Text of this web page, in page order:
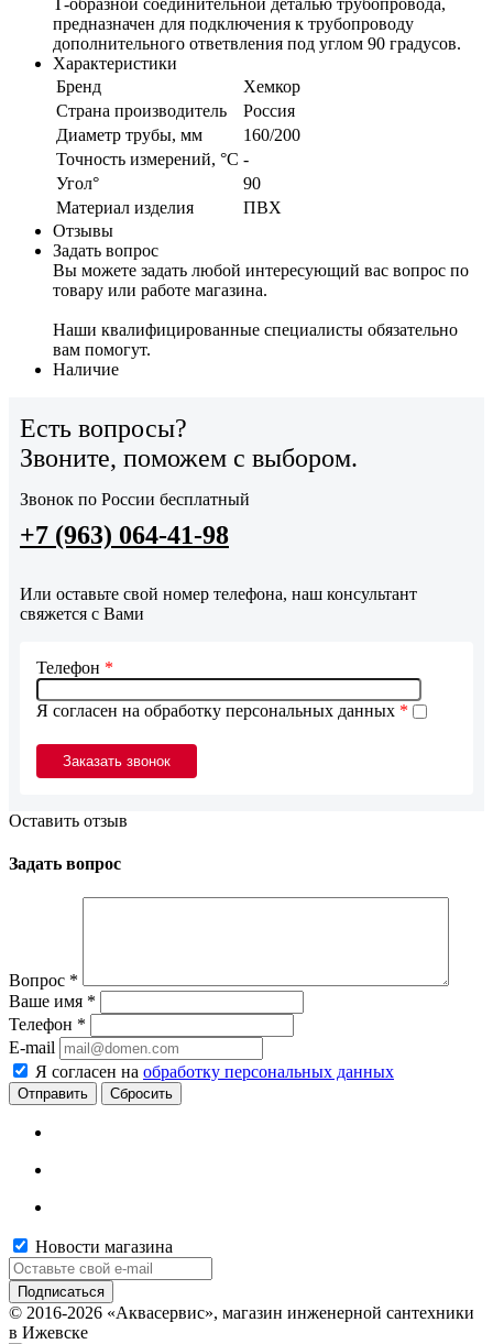
предназначен для подключения к трубопроводу
дополнительного ответвления под углом 90 градусов.
Характеристики
Бренд
Хемкор
Страна производитель
Россия
Диаметр трубы, мм
160/200
Точность измерений, °C -
Угол°
90
Материал изделия
ПВХ
Отзывы
Задать вопрос
Вы можете задать любой интересующий вас вопрос по
товару или работе магазина.
Наши квалифицированные специалисты обязательно
вам помогут.
Наличие
Есть вопросы?
Звоните, поможем с выбором.
Звонок по России бесплатный
+7 (963) 064-41-98
Или оставьте свой номер телефона, наш консультант
свяжется с Вами
Я согласен на обработку персональных данных *
Телефон *
Оставить отзыв
Задать вопрос
Вопрос *
Ваше имя *
Телефон *
E-mail
Я согласен на обработку персональных данных
Сбросить
Новости магазина
© 2016-2026 «Аквасервис», магазин инженерной сантехники
в Ижевске